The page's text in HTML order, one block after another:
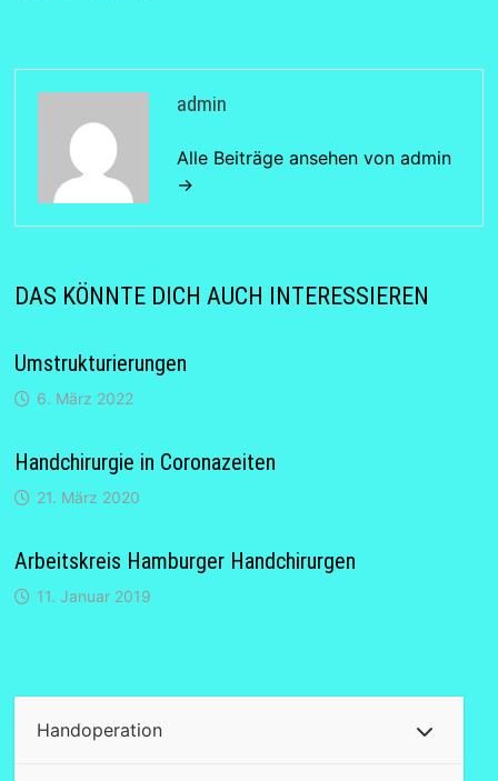
admin
Alle Beiträge ansehen von admin
→
DAS KÖNNTE DICH AUCH INTERESSIEREN
Umstrukturierungen
6. März 2022
Handchirurgie in Coronazeiten
21. März 2020
Arbeitskreis Hamburger Handchirurgen
11. Januar 2019
Handoperation